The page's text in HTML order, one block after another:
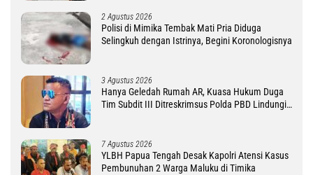
2 Agustus 2026
Polisi di Mimika Tembak Mati Pria Diduga
Selingkuh dengan Istrinya, Begini Koronologisnya
3 Agustus 2026
Hanya Geledah Rumah AR, Kuasa Hukum Duga
Tim Subdit III Ditreskrimsus Polda PBD Lindungi
7 Agustus 2026
YLBH Papua Tengah Desak Kapolri Atensi Kasus
Pembunuhan 2 Warga Maluku di Timika